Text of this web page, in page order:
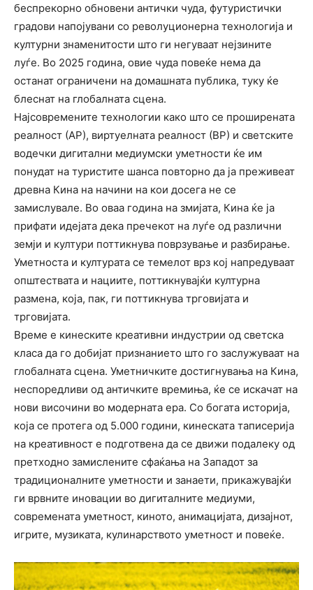
беспрекорно обновени антички чуда, футуристички
градови напојувани со револуционерна технологија и
културни знаменитости што ги негуваат нејзините
луѓе. Во 2025 година, овие чуда повеќе нема да
останат ограничени на домашната публика, туку ќе
блеснат на глобалната сцена.
Најсовремените технологии како што се проширената
реалност (АР), виртуелната реалност (ВР) и светските
водечки дигитални медиумски уметности ќе им
понудат на туристите шанса повторно да ја преживеат
древна Кина на начини на кои досега не се
замислувале. Во оваа година на змијата, Кина ќе ја
прифати идејата дека пречекот на луѓе од различни
земји и култури поттикнува поврзување и разбирање.
Уметноста и културата се темелот врз кој напредуваат
општествата и нациите, поттикнувајќи културна
размена, која, пак, ги поттикнува трговијата и
трговијата.
Време е кинеските креативни индустрии од светска
класа да го добијат признанието што го заслужуваат на
глобалната сцена. Уметничките достигнувања на Кина,
неспоредливи од античките времиња, ќе се искачат на
нови височини во модерната ера. Со богата историја,
која се протега од 5.000 години, кинеската таписерија
на креативност е подготвена да се движи подалеку од
претходно замислените сфаќања на Западот за
традиционалните уметности и занаети, прикажувајќи
ги врвните иновации во дигиталните медиуми,
современата уметност, киното, анимацијата, дизајнот,
игрите, музиката, кулинарството уметност и повеќе.